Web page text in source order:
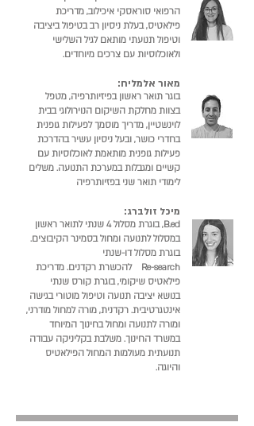
הרפואי סוראסקי איכילוב, מדריכת
פילאטיס, בעלת ניסיון רב בטיפול ביציבה
וטיפול תנועתי מותאם לגיל השלישי
ולאוכלוסיות עם צרכים מיוחדים.
מאור אלמליח:
בוגר תואר ראשון בפיזיותרפיה, מטפל
בצוות מחלקת השיקום הנוירולוגי בבית
לוינשטיין, מדריך מוסמך לפעילות גופנית
בחדרי כושר, ובעל ניסיון עשיר בהדרכת
פעילות גופנית מותאמת לאוכלוסיות עם
קשיים ומגבלות במערכת התנועה. משלים
לימודי תואר שני בפזיותרפיה
מיכל זולברג:
B.ed, בוגרת מסלול 4 שנתי לתואר ראשון
במסלול לתנועה ומחול בסמינר הקיבוצים.
בוגרת מסלול דו-שנתי
Re-search להכשרת רקדנים. מדריכת
פילאטיס שיקומי, בוגרת קורס שנתי
בנושא יציבה תנועה וטיפול מוטורי בגישה
אינטגרטיבית. רקדנית, מורה למחול מודרני,
ומורה לתנועה ומחול בחינוך המיוחד
במשרד החינוך. משלבת בקליניקה עבודה
תנועתית מעולמות המחול הפילאטיס
והיוגה.